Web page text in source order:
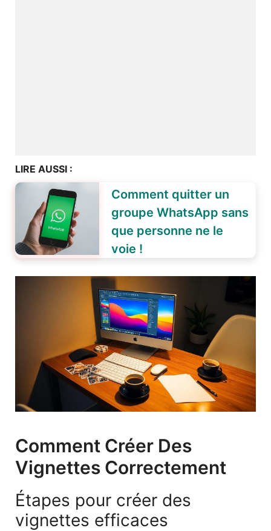
LIRE AUSSI :
Comment quitter un
groupe WhatsApp sans
que personne ne le
voie !
Comment Créer Des
Vignettes Correctement
Étapes pour créer des
vignettes efficaces